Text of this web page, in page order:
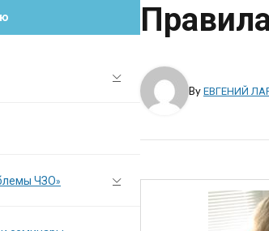
ByЕВГЕНИЙ
ЧЗО»